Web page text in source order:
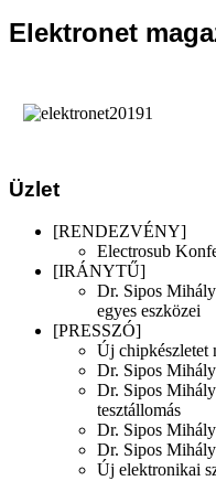
Elektronet
Üzlet
[RENDEZVÉNY]
Electrosub
[IRÁNYTŰ]
Dr. Sipos
egyes eszközei
[PRESSZÓ]
Új chipkészletet
Dr. Sipos
Dr. Sipos
tesztállomás
Dr. Sipos
Dr. Sipos
Új elektronikai